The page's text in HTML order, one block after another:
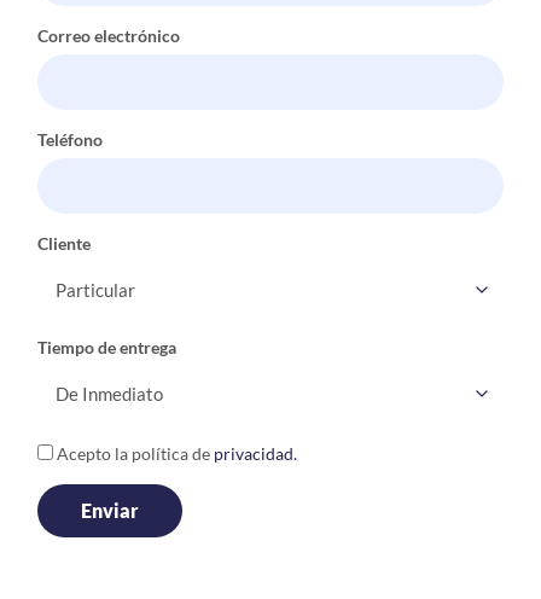
Correo electrónico
Teléfono
Cliente
Tiempo de entrega
Acepto la política de privacidad.